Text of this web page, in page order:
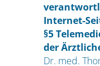
Internet-
§5
der
Dr. med.